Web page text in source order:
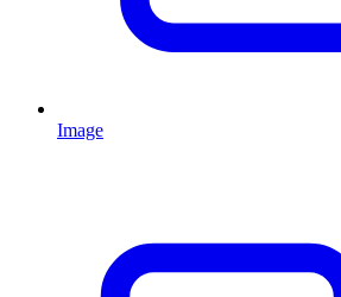
Image